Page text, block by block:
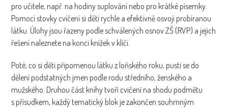
pro učitele, např. na hodiny suplování nebo pro krátké písemky.
Pomocí stovky cvičení si děti rychle a efektivně osvojí probíranou
látku. Úlohy jsou řazeny podle schválených osnov ZŠ (RVP) a jejich
řešení naleznete na konci knížek v klíči.
Poté, co si děti připomenou látku z loňského roku, pustí se do
dělení podstatných jmen podle rodu středního, ženského a
mužského. Druhou část knihy tvoří cvičení na shodu podmětu
s přísudkem, každý tematický blok je zakončen souhrnným